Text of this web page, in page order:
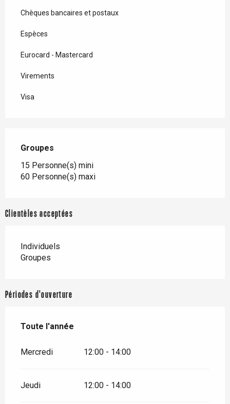
Chèques bancaires et postaux
Espèces
Eurocard - Mastercard
Virements
Visa
Groupes
Groupes
15 Personne(s) mini
60 Personne(s) maxi
Clientèles acceptées
Individuels
Groupes
Périodes d'ouverture
Toute l'année
Toute l'année
Mercredi 12:00 - 14:00
Jeudi 12:00 - 14:00